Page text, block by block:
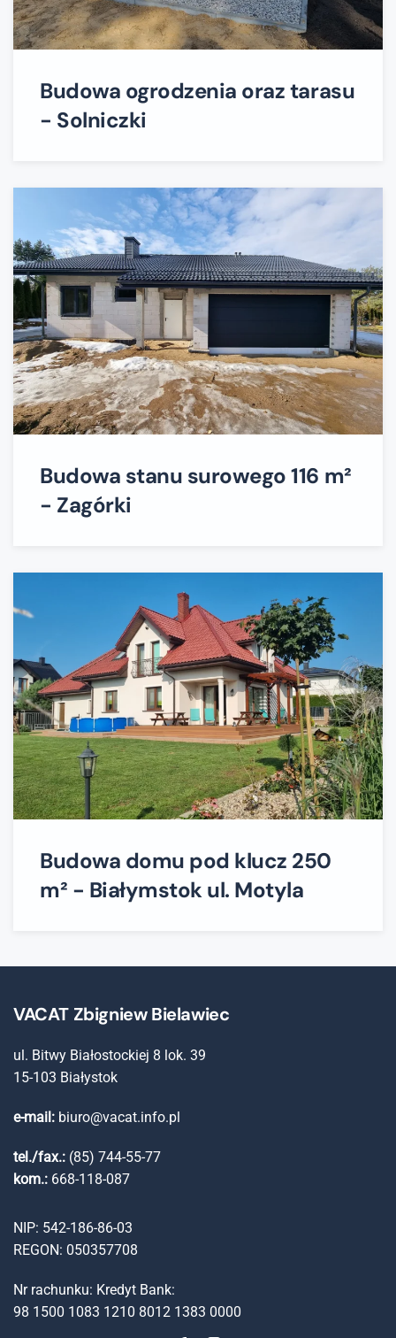
Budowa ogrodzenia oraz tarasu
- Solniczki
Budowa stanu surowego 116 m²
- Zagórki
Budowa domu pod klucz 250
m² - Białymstok ul. Motyla
VACAT Zbigniew Bielawiec
ul. Bitwy Białostockiej 8 lok. 39
15-103 Białystok
e-mail: biuro@vacat.info.pl
tel./fax.: (85) 744-55-77
kom.: 668-118-087
NIP: 542-186-86-03
REGON: 050357708
Nr rachunku: Kredyt Bank:
98 1500 1083 1210 8012 1383 0000